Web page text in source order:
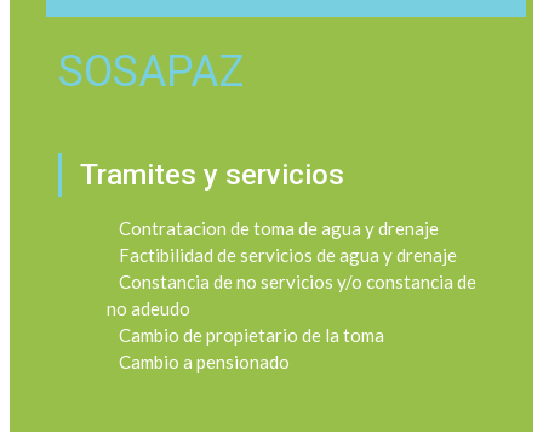
SOSAPAZ
Tramites y servicios
Contratacion de toma de agua y drenaje
Factibilidad de servicios de agua y drenaje
Constancia de no servicios y/o constancia de
no adeudo
Cambio de propietario de la toma
Cambio a pensionado